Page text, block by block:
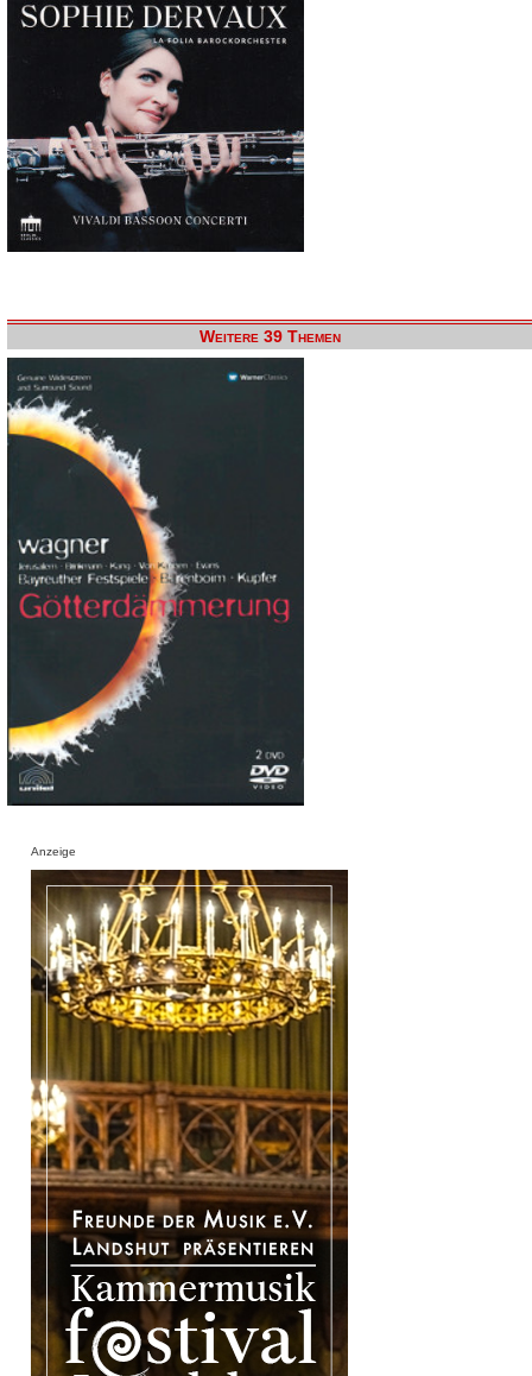
Weitere 39 Themen
Anzeige